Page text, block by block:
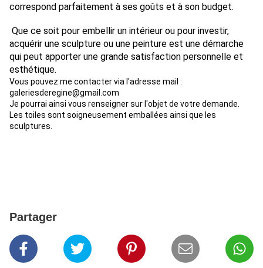
correspond parfaitement à ses goûts et à son budget.
Que ce soit pour embellir un intérieur ou pour investir,
acquérir une sculpture ou une peinture est une démarche
qui peut apporter une grande satisfaction personnelle et
esthétique.
Vous pouvez me contacter via l'adresse mail :
galeriesderegine@gmail.com
Je pourrai ainsi vous renseigner sur l'objet de votre demande.
Les toiles sont soigneusement emballées ainsi que les
sculptures.
Partager